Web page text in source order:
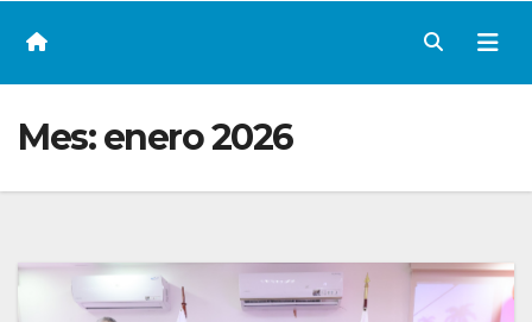
Mes:enero 2026